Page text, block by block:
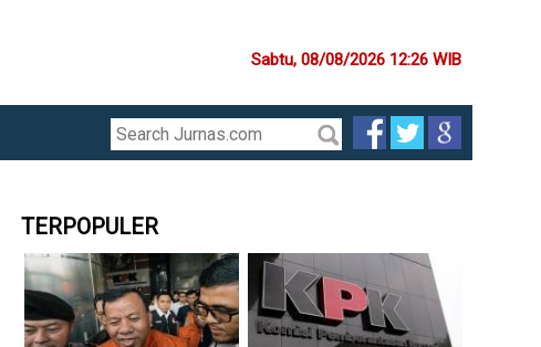
Sabtu, 08/08/2026 12:26 WIB
TERPOPULER